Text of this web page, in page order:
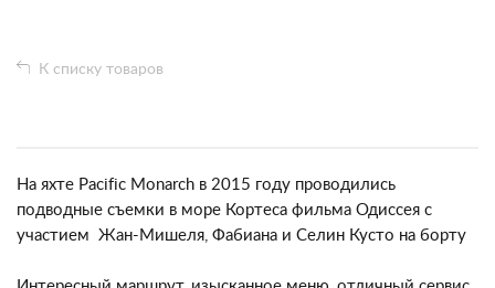
К списку товаров
На яхте Pacific Monarch в 2015 году проводились
подводные съемки в море Кортеса фильма Одиссея с
участием Жан-Мишеля, Фабиана и Селин Кусто на борту